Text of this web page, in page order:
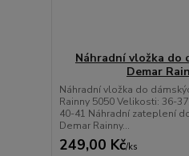
Náhradní vložka do
Demar
Náhradní vložka do
Rainny 5050 Velikosti: 36-
40-41 Náhradní zateplení
Demar Rainny...
249,00 Kč/ks